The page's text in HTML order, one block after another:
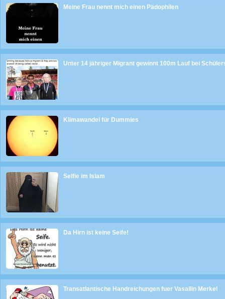
Meine Frau nennt mich einen Pädophilen
Unter 14 jähriger Migrant gewinnt 100m Lauf bei
Klimawandel für Dummies
Selfie im Islam
Da Hirn ist keine Seife!
Transatlantische Handreichungen fuer Vasallin Merkel